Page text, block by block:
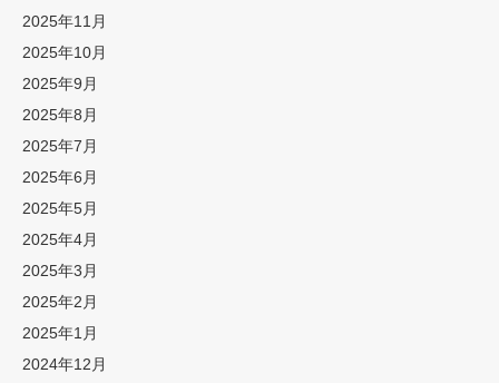
2025年11月
2025年10月
2025年9月
2025年8月
2025年7月
2025年6月
2025年5月
2025年4月
2025年3月
2025年2月
2025年1月
2024年12月